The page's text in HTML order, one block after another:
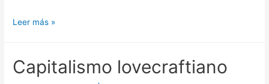
The
los
Leer más »
Capitalismo lovecraftiano